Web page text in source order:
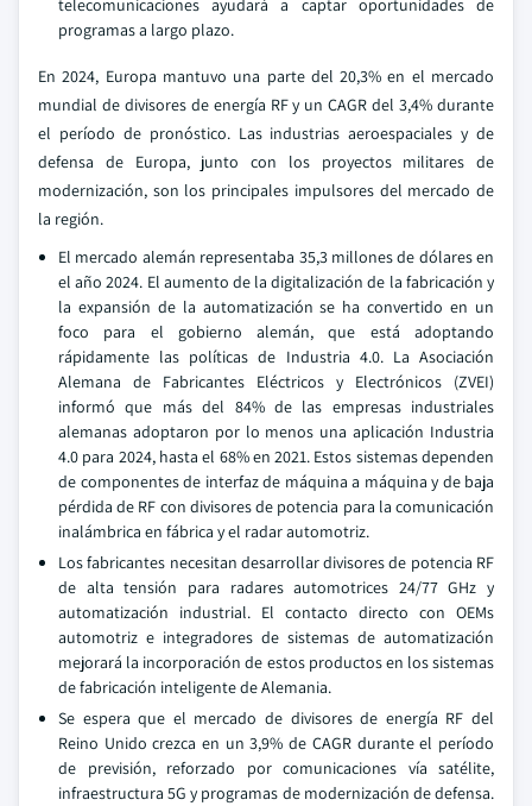
telecomunicaciones ayudará a captar oportunidades de
programas a largo plazo.
En 2024, Europa mantuvo una parte del 20,3% en el mercado
mundial de divisores de energía RF y un CAGR del 3,4% durante
el período de pronóstico. Las industrias aeroespaciales y de
defensa de Europa, junto con los proyectos militares de
modernización, son los principales impulsores del mercado de
la región.
El mercado alemán representaba 35,3 millones de dólares en
el año 2024. El aumento de la digitalización de la fabricación y
la expansión de la automatización se ha convertido en un
foco para el gobierno alemán, que está adoptando
rápidamente las políticas de Industria 4.0. La Asociación
Alemana de Fabricantes Eléctricos y Electrónicos (ZVEI)
informó que más del 84% de las empresas industriales
alemanas adoptaron por lo menos una aplicación Industria
4.0 para 2024, hasta el 68% en 2021. Estos sistemas dependen
de componentes de interfaz de máquina a máquina y de baja
pérdida de RF con divisores de potencia para la comunicación
inalámbrica en fábrica y el radar automotriz.
Los fabricantes necesitan desarrollar divisores de potencia RF
de alta tensión para radares automotrices 24/77 GHz y
automatización industrial. El contacto directo con OEMs
automotriz e integradores de sistemas de automatización
mejorará la incorporación de estos productos en los sistemas
de fabricación inteligente de Alemania.
Se espera que el mercado de divisores de energía RF del
Reino Unido crezca en un 3,9% de CAGR durante el período
de previsión, reforzado por comunicaciones vía satélite,
infraestructura 5G y programas de modernización de defensa.